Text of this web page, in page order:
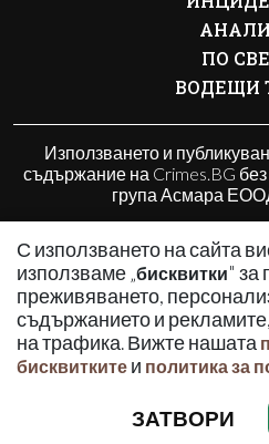
С използването на сайта
използваме „бисквитки" за
преживяването,
съдържанието и
на трафика. Вижте нашата
бисквитките и политика за
ЗАТВОРИ
ПО
ВОДЕЩИ
Използването и
съдържание на Crimes.BG
група Асмара
© 2010 - 2026 |
ОБЩИ
ПОЛИТИКА ЗА